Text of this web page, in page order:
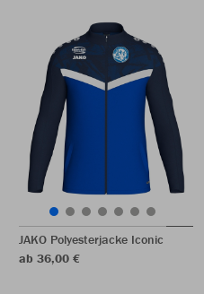
JAKO Polyesterjacke Iconic
ab 36,00 €